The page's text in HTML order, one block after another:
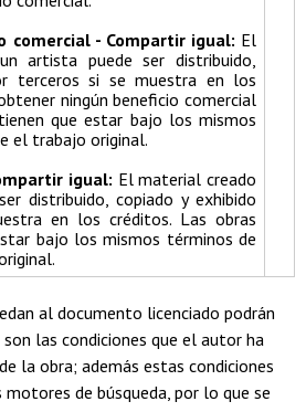
comercial - Compartir igual: El
artista puede ser distribuido,
terceros si se muestra en los
ningún beneficio comercial
que estar bajo los mismos
el trabajo original.
igual: El material creado
distribuido, copiado y exhibido
en los créditos. Las obras
bajo los mismos términos de
al documento licenciado podrán
las condiciones que el autor ha
la obra; además estas condiciones
de búsqueda, por lo que se